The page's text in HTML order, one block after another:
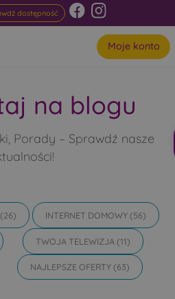
dostępność
Moje konto
na blogu
Porady – Sprawdź nasze
(26) INTERNET DOMOWY(56)
TWOJA TELEWIZJA(11)
NAJLEPSZE OFERTY(63)